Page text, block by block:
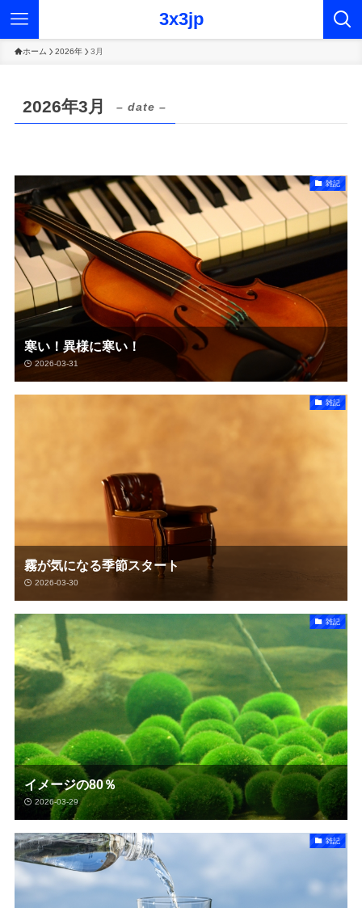
3x3jp
ホーム 2026年 3月
2026年3月 – date –
雑記
寒い！異様に寒い！
2026-03-31
雑記
霧が気になる季節スタート
2026-03-30
雑記
イメージの80％
2026-03-29
雑記